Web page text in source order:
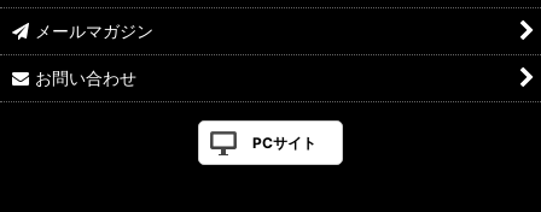
メールマガジン
お問い合わせ
PCサイト